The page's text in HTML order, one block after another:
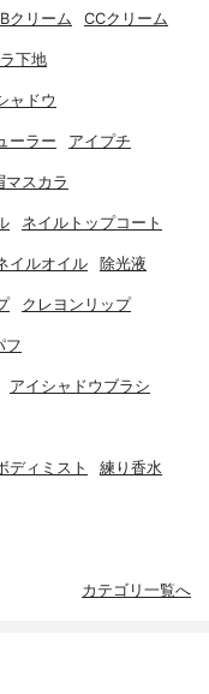
クリーム CCクリーム
下地
ャドウ
ーラー アイプチ
マスカラ
ネイルトップコート
イルオイル 除光液
クレヨンリップ
フ
アイシャドウブラシ
ディミスト 練り香水
カテゴリ一覧へ